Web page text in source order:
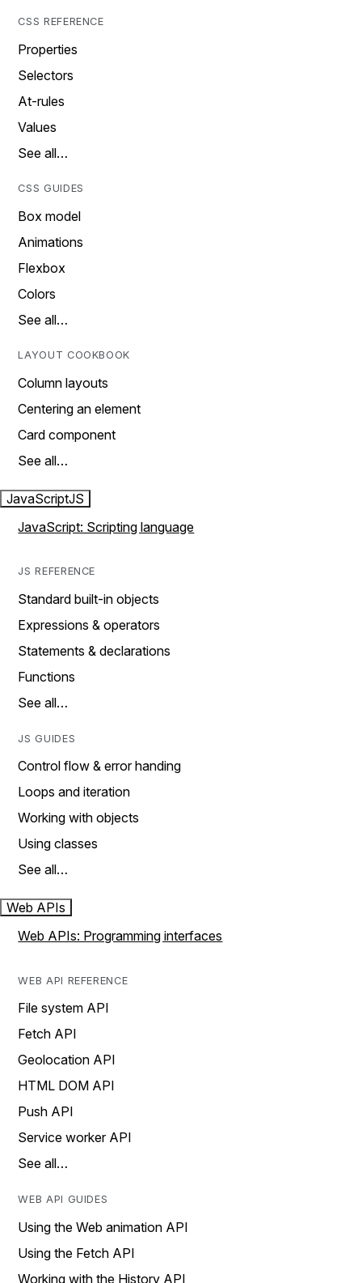
CSS REFERENCE
Properties
Selectors
At-rules
Values
See all…
CSS GUIDES
Box model
Animations
Flexbox
Colors
See all…
LAYOUT COOKBOOK
Column layouts
Centering an element
Card component
See all…
JavaScriptJS
JavaScript: Scripting language
JS REFERENCE
Standard built-in objects
Expressions & operators
Statements & declarations
Functions
See all…
JS GUIDES
Control flow & error handing
Loops and iteration
Working with objects
Using classes
See all…
Web APIs
Web APIs: Programming interfaces
WEB API REFERENCE
File system API
Fetch API
Geolocation API
HTML DOM API
Push API
Service worker API
See all…
WEB API GUIDES
Using the Web animation API
Using the Fetch API
Working with the History API